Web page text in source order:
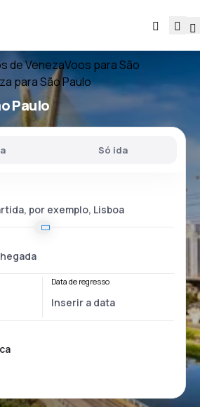
de VenezaVoos para São
para São Paulo
Paulo
Só ida
Data de regresso